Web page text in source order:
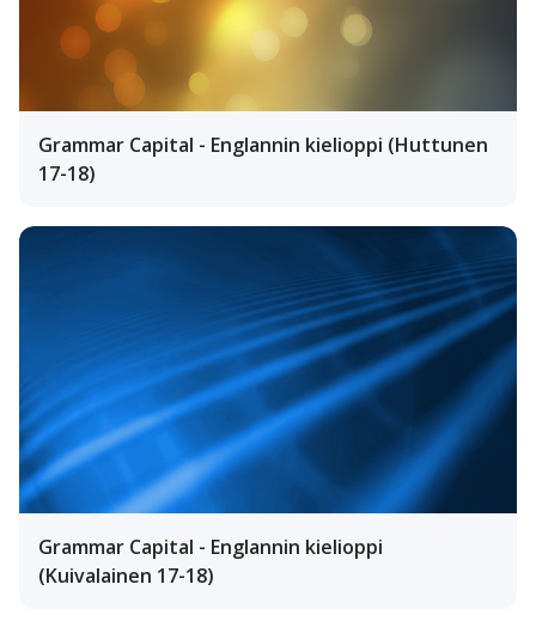
Grammar Capital - Englannin kielioppi (Huttunen
17-18)
Grammar Capital - Englannin kielioppi
(Kuivalainen 17-18)